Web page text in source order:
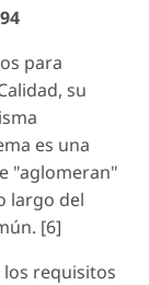
para
su
es una
"aglomeran"
largo del
[6]
requisitos